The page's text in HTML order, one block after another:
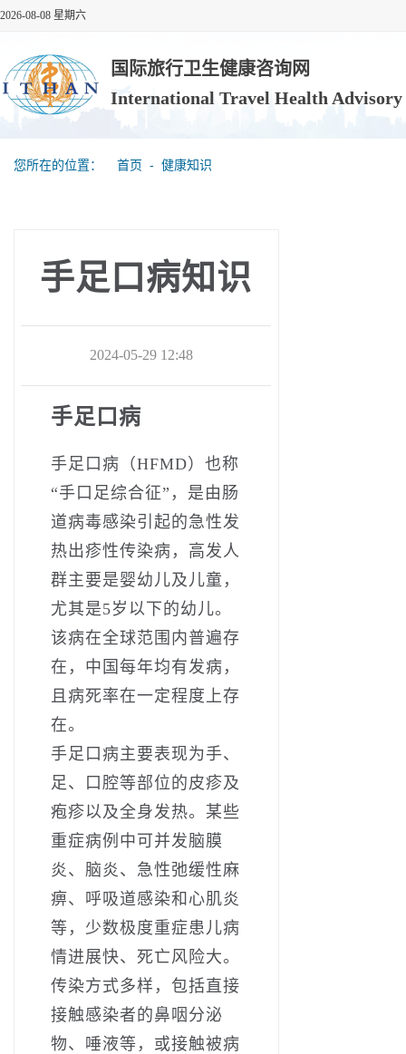
2026-08-08 星期六
国际旅行卫生健康咨询网
International Travel Health
您所在的位置： 首页 ‐ 健康知识
手足口病知识
2024-05-29 12:48
手足口病
手足口病（HFMD）也称
“手口足综合征”，是由肠
道病毒感染引起的急性发
热出疹性传染病，高发人
群主要是婴幼儿及儿童，
尤其是5岁以下的幼儿。
该病在全球范围内普遍存
在，中国每年均有发病，
且病死率在一定程度上存
在。
手足口病主要表现为手、
足、口腔等部位的皮疹及
疱疹以及全身发热。某些
重症病例中可并发脑膜
炎、脑炎、急性弛缓性麻
痹、呼吸道感染和心肌炎
等，少数极度重症患儿病
情进展快、死亡风险大。
传染方式多样，包括直接
接触感染者的鼻咽分泌
物、唾液等，或接触被病